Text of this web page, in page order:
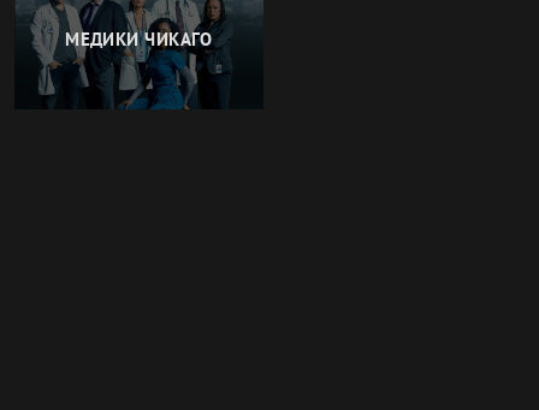
МЕДИКИ ЧИКАГО